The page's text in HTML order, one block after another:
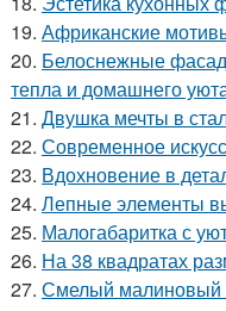
19. Африканские
20. Белоснежные
тепла и домашнего
21. Двушка мечты в
22. Современное
23. Вдохновение в
24. Лепные элементы
25. Малогабаритка с
26. На 38 квадратах
27. Смелый малиновый